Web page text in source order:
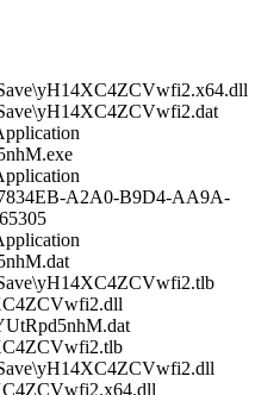
A2A0-B9D4-AA9A-